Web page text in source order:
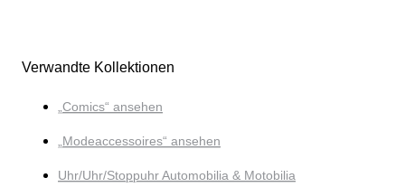
Verwandte Kollektionen
„Comics“ ansehen
„Modeaccessoires“ ansehen
Uhr/Uhr/Stoppuhr Automobilia & Motobilia